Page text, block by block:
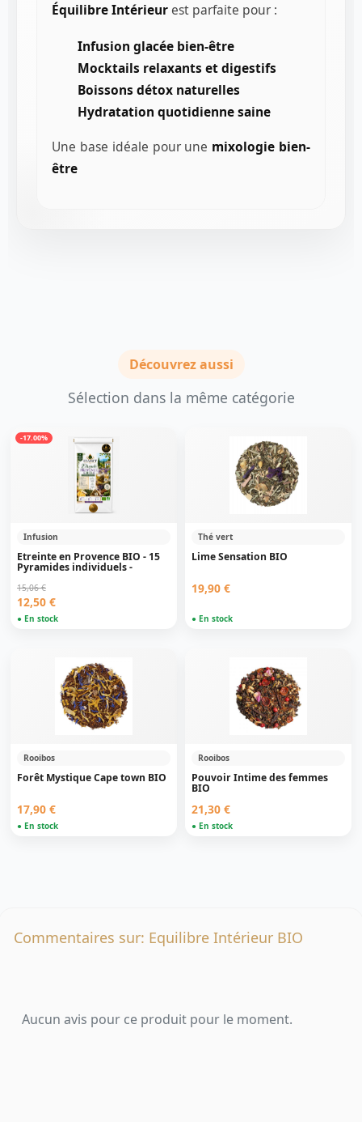
Équilibre Intérieur est parfaite pour :
Infusion glacée bien-être
Mocktails relaxants et digestifs
Boissons détox naturelles
Hydratation quotidienne saine
Une base idéale pour une mixologie bien-
être
Découvrez aussi
Sélection dans la même catégorie
-17.00%
Infusion
Etreinte en Provence BIO - 15
Pyramides individuels -
15,06 €
12,50 €
● En stock
Thé vert
Lime Sensation BIO
19,90 €
● En stock
Rooibos
Forêt Mystique Cape town BIO
17,90 €
● En stock
Rooibos
Pouvoir Intime des femmes
BIO
21,30 €
● En stock
Commentaires sur: Equilibre Intérieur BIO
Aucun avis pour ce produit pour le moment.